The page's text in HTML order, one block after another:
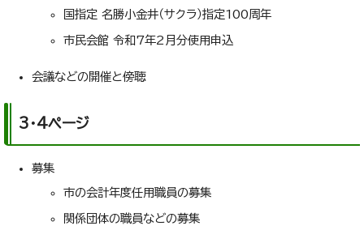
国指定 名勝小金井（サクラ）指定100周年
市民会館 令和7年2月分使用申込
会議などの開催と傍聴
3・4ページ
募集
市の会計年度任用職員の募集
関係団体の職員などの募集